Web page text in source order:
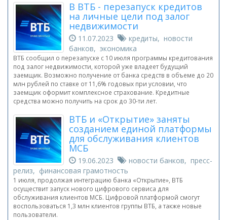
В ВТБ - перезапуск кредитов
на личные цели под залог
недвижимости
11.07.2023
кредиты, новости
банков, экономика
ВТБ сообщил о перезапуске с 10 июля программы кредитования
под залог недвижимости, которой уже владеет будущий
заемщик. Возможно получение от банка средств в объеме до 20
млн рублей по ставке от 11,6% годовых при условии, что
заемщик оформит комплексное страхование. Кредитные
средства можно получить на срок до 30-ти лет.
ВТБ и «Открытие» заняты
созданием единой платформы
для обслуживания клиентов
МСБ
19.06.2023
новости банков, пресс-
релиз, финансовая грамотность
1 июля, продолжая интеграцию банка «Открытие», ВТБ
осуществит запуск нового цифрового сервиса для
обслуживания клиентов МСБ. Цифровой платформой смогут
воспользоваться 1,3 млн клиентов группы ВТБ, а также новые
пользователи.